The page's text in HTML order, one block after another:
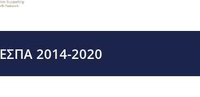
ΕΣΠΑ 2014-2020